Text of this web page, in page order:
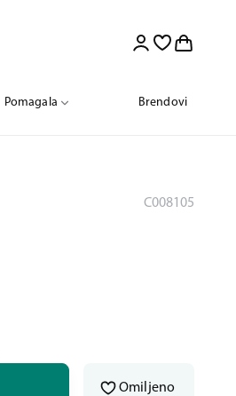
Pomagala Brendovi
C008105
Omiljeno